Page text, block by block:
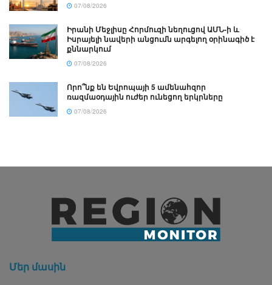
07/08/2026
Իրանի Մեջլիսը Հորմուզի նեղուցով ԱՄՆ-ի և
Իսրայելի նավերի անցումն արգելող օրինագիծ է
քննարկում
07/08/2026
Որո՞նք են Եվրոպայի 5 ամենահզոր
ռազմաօդային ուժեր ունեցող երկրները
07/08/2026
Մեր մասին